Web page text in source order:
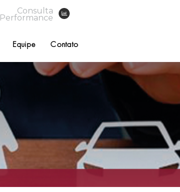
Consulta
Performance
Equipe Contato